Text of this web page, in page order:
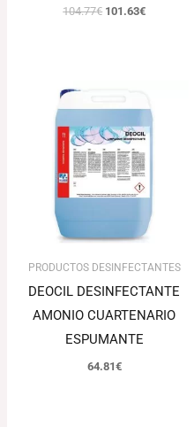
104.77€ 101.63€
PRODUCTOS DESINFECTANTES
DEOCIL DESINFECTANTE
AMONIO CUARTENARIO
ESPUMANTE
64.81€